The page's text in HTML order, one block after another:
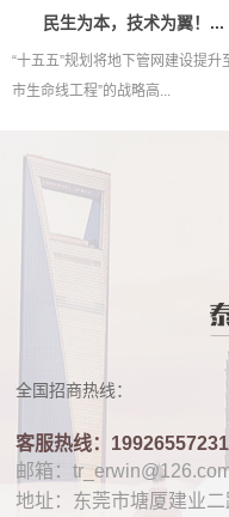
民生为本，技术为翼！...
“十五五”规划将地下管网建设提升
市生命线工程”的战略高...
全国招商热线：
客服热线：
邮箱：
地址：东莞市塘厦建业